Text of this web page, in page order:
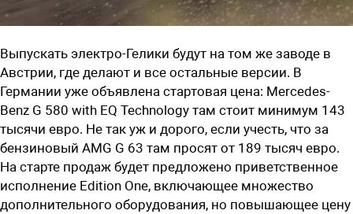
Выпускать электро-Гелики будут на том же заводе в
Австрии, где делают и все остальные версии. В
Германии уже объявлена стартовая цена: Mercedes-
Benz G 580 with EQ Technology там стоит минимум 143
тысячи евро. Не так уж и дорого, если учесть, что за
бензиновый AMG G 63 там просят от 189 тысяч евро.
На старте продаж будет предложено приветственное
исполнение Edition One, включающее множество
дополнительного оборудования, но повышающее цену